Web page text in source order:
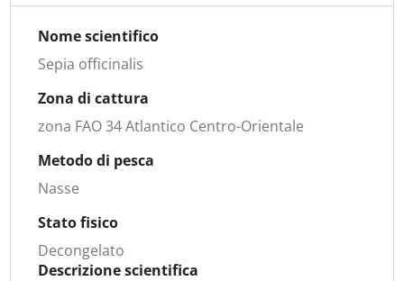
Nome scientifico
Sepia officinalis
Zona di cattura
zona FAO 34 Atlantico Centro-Orientale
Metodo di pesca
Nasse
Stato fisico
Decongelato
Descrizione scientifica